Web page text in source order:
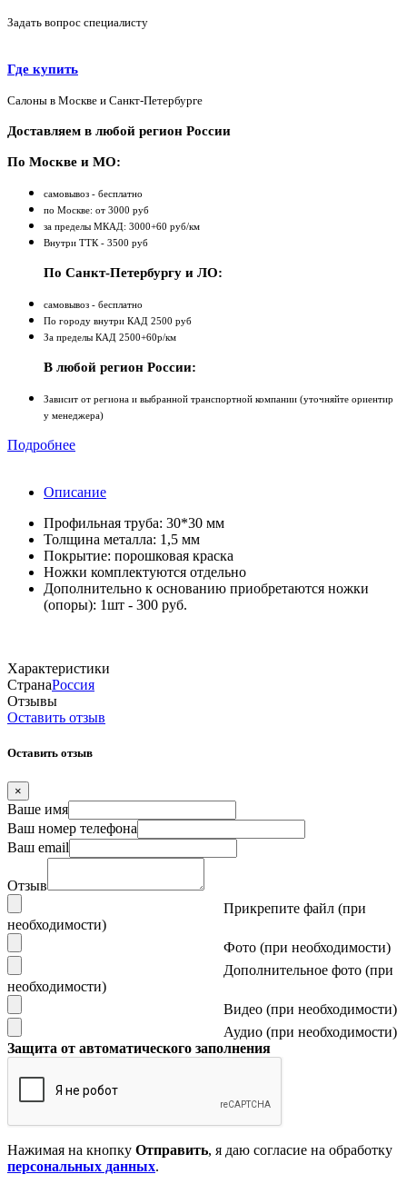
Задать вопрос специалисту
Где купить
Салоны в Москве и Санкт-Петербурге
Доставляем в любой регион России
По Москве и МО:
самовывоз - бесплатно
по Москве: от 3000 руб
за пределы МКАД: 3000+60 руб/км
Внутри ТТК - 3500 руб
По Санкт-Петербургу и ЛО:
самовывоз - бесплатно
По городу внутри КАД 2500 руб
За пределы КАД 2500+60р/км
В любой регион России:
Зависит от региона и выбранной транспортной компании (уточняйте ориентир
у менеджера)
Подробнее
Описание
Профильная труба: 30*30 мм
Толщина металла: 1,5 мм
Покрытие: порошковая краска
Ножки комплектуются отдельно
Дополнительно к основанию приобретаются ножки
(опоры): 1шт - 300 руб.
Характеристики
СтранаРоссия
Отзывы
Оставить отзыв
Оставить отзыв
×
Ваше имя
Ваш номер телефона
Ваш email
Отзыв
Прикрепите файл (при
необходимости)
Фото (при необходимости)
Дополнительное фото (при
необходимости)
Видео (при необходимости)
Аудио (при необходимости)
Защита от автоматического заполнения
Нажимая на кнопку Отправить, я даю согласие на обработку
персональных данных.